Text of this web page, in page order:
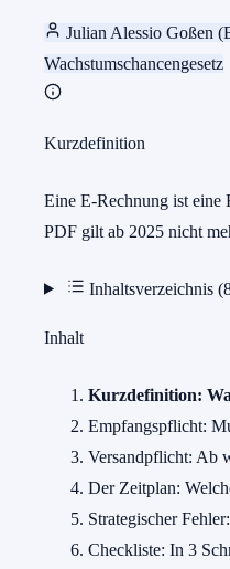
Julian Alessio Goßen
Wachstumschancengesetz
Kurzdefinition
Eine E-Rechnung ist eine
PDF gilt ab 2025 nicht
Inhaltsverzeichnis
Inhalt
Kurzdefinition:
Empfangspflicht:
Versandpflicht: Ab
Der Zeitplan:
Strategischer
Checkliste: In 3